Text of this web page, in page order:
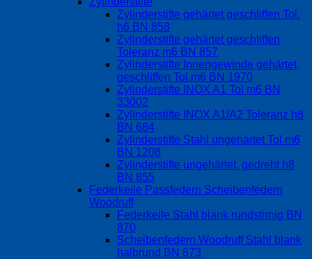
Zylinderstifte gehärtet geschliffen Tol.
h6 BN 858
Zylinderstifte gehärtet geschliffen
Toleranz m6 BN 857
Zylinderstifte Innengewinde gehärtet,
geschliffen Tol.m6 BN 1970
Zylinderstifte INOX A1 Tol m6 BN
33002
Zylinderstifte INOX A1/A2 Toleranz h8
BN 684
Zylinderstifte Stahl ungehärtet Tol m6
BN 1208
Zylinderstifte ungehärtet, gedreht h8
BN 855
Federkeile Passfedern Scheibenfedern
Woodruff
Federkeile Stahl blank rundstirnig BN
870
Scheibenfedern Woodruff Stahl blank
halbrund BN 873